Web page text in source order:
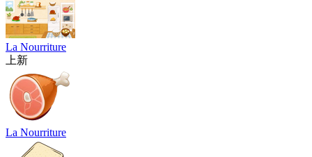
La Nourriture
上新
La Nourriture